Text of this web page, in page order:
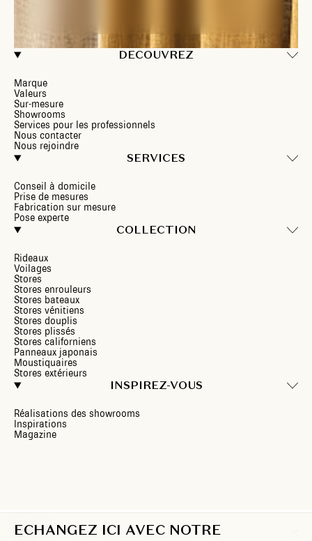
DECOUVREZ
Marque
Valeurs
Sur-mesure
Showrooms
Services pour les professionnels
Nous contacter
Nous rejoindre
SERVICES
Conseil à domicile
Prise de mesures
Fabrication sur mesure
Pose experte
COLLECTION
Rideaux
Voilages
Stores
Stores enrouleurs
Stores bateaux
Stores vénitiens
Stores douplis
Stores plissés
Stores californiens
Panneaux japonais
Moustiquaires
Stores extérieurs
INSPIREZ-VOUS
Réalisations des showrooms
Inspirations
Magazine
FR
ECHANGEZ ICI AVEC NOTRE